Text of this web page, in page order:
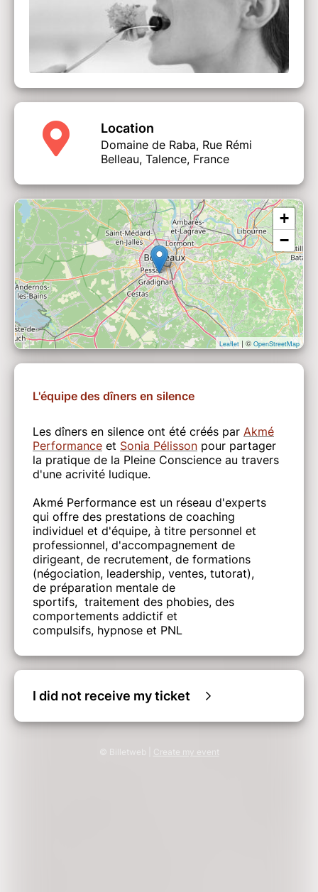
Location
Domaine de Raba, Rue Rémi
Belleau, Talence, France
+
−
Leaflet | © OpenStreetMap
L'équipe des dîners en silence
Les dîners en silence ont été créés par Akmé
Performance et Sonia Pélisson pour partager
la pratique de la Pleine Conscience au travers
d'une acrivité ludique.
Akmé Performance est un réseau d'experts
qui offre des prestations de coaching
individuel et d'équipe, à titre personnel et
professionnel, d'accompagnement de
dirigeant, de recrutement, de formations
(négociation, leadership, ventes, tutorat),
de préparation mentale de
sportifs, traitement des phobies, des
comportements addictif et
compulsifs, hypnose et PNL
I did not receive my ticket
© Billetweb | Create my event